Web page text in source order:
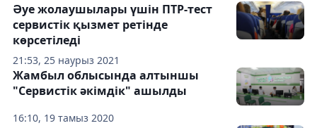
21:53, 25 наурыз 2021
Әуе жолаушылары үшін ПТР-тест
сервистік қызмет ретінде
көрсетіледі
16:10, 19 тамыз 2020
Жамбыл облысында алтыншы
"Сервистік әкімдік" ашылды